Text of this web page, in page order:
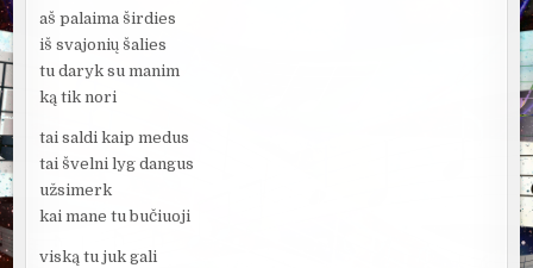
aš palaima širdies
iš svajonių šalies
tu daryk su manim
ką tik nori
tai saldi kaip medus
tai švelni lyg dangus
užsimerk
kai mane tu bučiuoji
viską tu juk gali